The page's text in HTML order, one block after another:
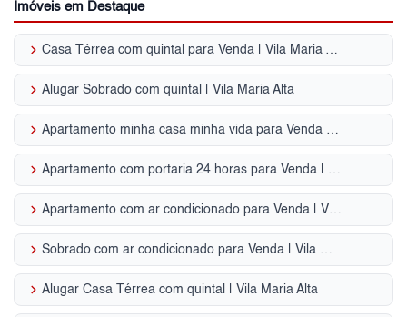
Imóveis em Destaque
keyboard_arrow_right Casa Térrea com quintal para Venda | Vila Maria Alta
keyboard_arrow_right Alugar Sobrado com quintal | Vila Maria Alta
keyboard_arrow_right Apartamento minha casa minha vida para Venda | Vila Maria Alta
keyboard_arrow_right Apartamento com portaria 24 horas para Venda | Vila Maria Alta
keyboard_arrow_right Apartamento com ar condicionado para Venda | Vila Maria Alta
keyboard_arrow_right Sobrado com ar condicionado para Venda | Vila Maria Alta
keyboard_arrow_right Alugar Casa Térrea com quintal | Vila Maria Alta